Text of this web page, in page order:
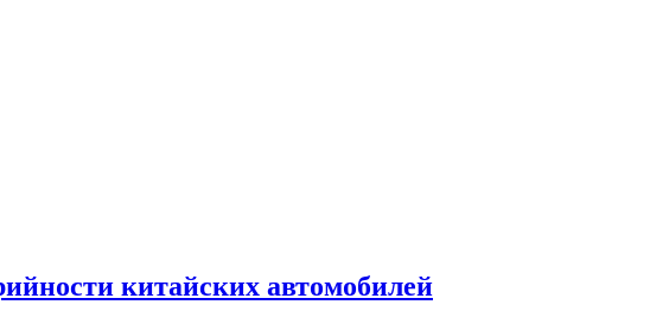
китайских автомобилей